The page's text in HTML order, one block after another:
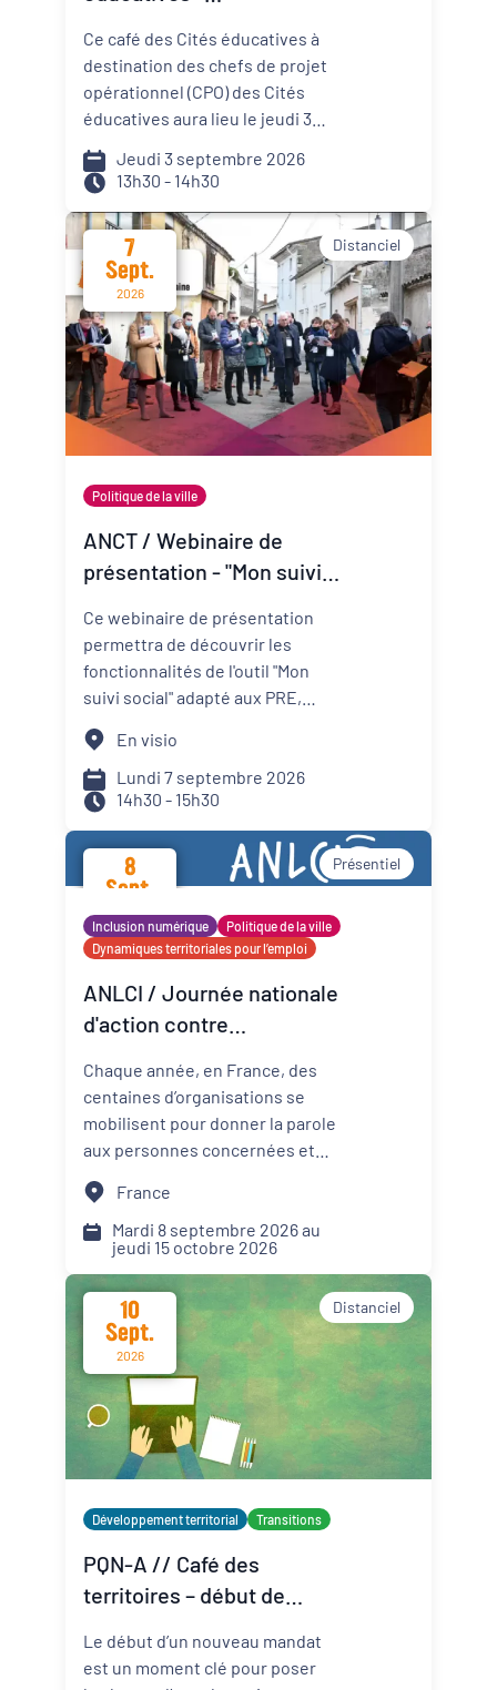
prévention et la promotion
de la santé mentale
Ce café des Cités éducatives à
destination des chefs de projet
opérationnel (CPO) des Cités
éducatives aura lieu le jeudi 3
portera sur le développement
d'actions de prévention et de
promotion de la santé mentale
dans les Cités éducatives de
Nouvelle-Aquitaine.
Jeudi 3 septembre 2026
13h30 - 14h30
7
Sept.
2026
Distanciel
Politique de la ville
ANCT / Webinaire de
présentation - "Mon suivi
Ce webinaire de présentation
permettra de découvrir les
fonctionnalités de l'outil "Mon
suivi social" adapté aux PRE,
d'explorer son potentiel pour
faire de Mon Suivi Social un outil
de référence au service du suivi
et de la coordination des
parcours PRE.
En visio
Lundi 7 septembre 2026
14h30 - 15h30
8
Sept.
Présentiel
Inclusion numérique
Politique de la ville
Dynamiques territoriales pour l’emploi
ANLCI / Journée nationale
d'action contre
Chaque année, en France, des
centaines d’organisations se
mobilisent pour donner la parole
aux personnes concernées et
sur les solutions locales.
France
Mardi 8 septembre 2026 au
jeudi 15 octobre 2026
10
Sept.
2026
Distanciel
Développement territorial Transitions
PQN-A // Café des
territoires – début de
technicien au service du
Le début d’un nouveau mandat
est un moment clé pour poser